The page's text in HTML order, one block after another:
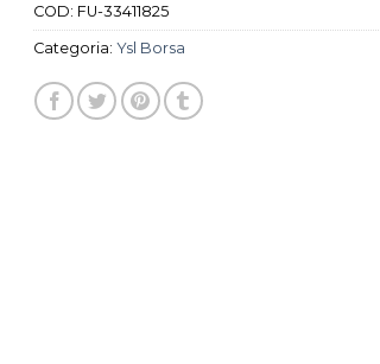
COD: FU-33411825
Categoria: Ysl Borsa